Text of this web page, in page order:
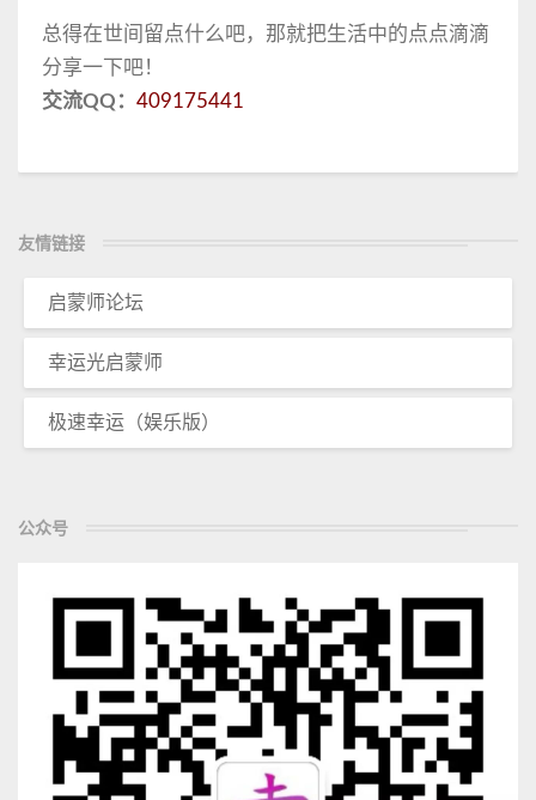
总得在世间留点什么吧，那就把生活中的点点滴滴
分享一下吧！
交流QQ： 409175441
友情链接
启蒙师论坛
幸运光启蒙师
极速幸运（娱乐版）
公众号